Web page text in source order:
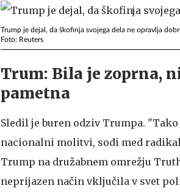
Trump je dejal, da škofinja svojega dela ne opravlja
Foto: Reuters
Trum: Bila je zoprna,
pametna
Sledil je buren odziv Trumpa.
nacionalni molitvi, sodi med
Trump na družabnem omrežju
neprijazen način vključila v svet